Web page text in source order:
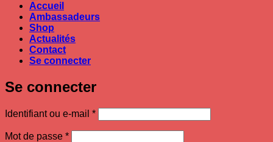
Accueil
Ambassadeurs
Shop
Actualités
Contact
Se connecter
Se connecter
Identifiant ou e-mail *Obligatoire
Mot de passe *Obligatoire